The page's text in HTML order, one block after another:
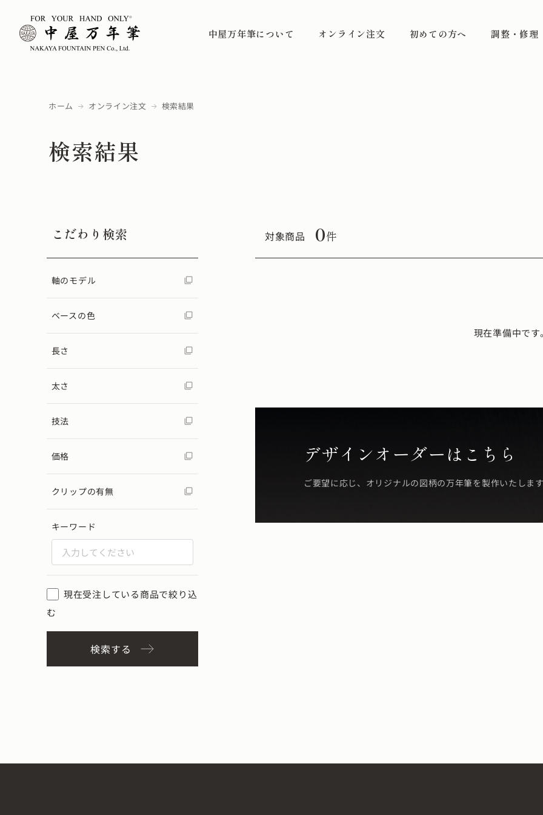
中屋万年筆について オンライン注文 初めての方へ 調整・修理
ホーム オンライン注文 検索結果
検索結果
こだわり検索
軸のモデル
ベースの色
長さ
太さ
技法
価格
クリップの有無
キーワード
現在受注している商品で絞り込
む
検索する
対象商品 0件
現在準備中です
デザインオーダーはこちら
ご要望に応じ、オリジナルの図柄の万年筆を製作いたしま